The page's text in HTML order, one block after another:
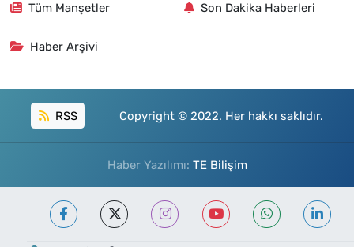
Tüm Manşetler Son Dakika Haberleri
Haber Arşivi
RSS Copyright © 2022. Her hakkı saklıdır.
Haber Yazılımı: TE Bilişim